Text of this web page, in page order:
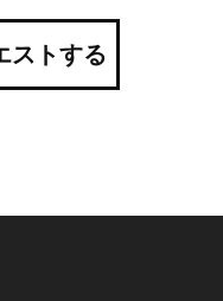
ストする